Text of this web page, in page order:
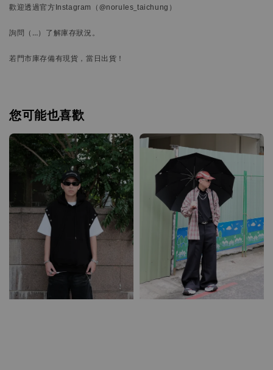
歡迎透過官方Instagram （@norules_taichung）
詢問 （…） 了解庫存狀況。
若門市庫存備有現貨，當日出貨！
您可能也喜歡